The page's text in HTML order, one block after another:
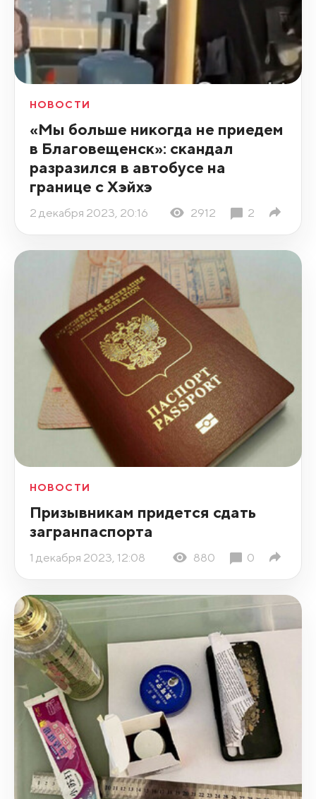
НОВОСТИ
«Мы больше никогда не приедем
в Благовещенск»: скандал
разразился в автобусе на
границе с Хэйхэ
2 декабря 2023, 20:16 2912 2
НОВОСТИ
Призывникам придется сдать
загранпаспорта
1 декабря 2023, 12:08 880 0